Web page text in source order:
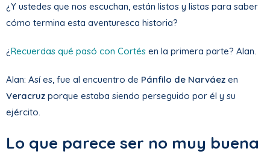
¿Y ustedes que nos escuchan, están listos y listas para saber
cómo termina esta aventuresca historia?
¿Recuerdas qué pasó con Cortés en la primera parte? Alan.
Alan: Así es, fue al encuentro de Pánfilo de Narváez en
Veracruz porque estaba siendo perseguido por él y su
ejército.
Lo que parece ser no muy buena